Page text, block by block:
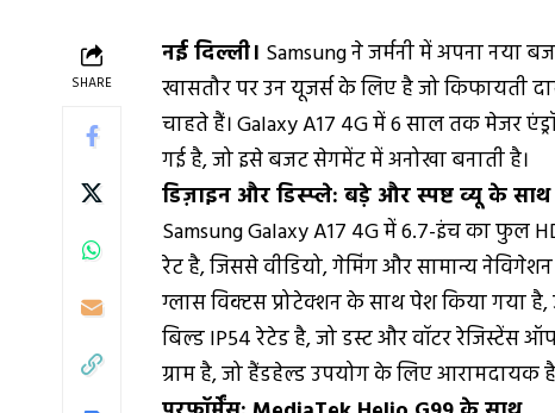
SHARE
नई दिल्ली। Samsung ने जर्मनी में अपना नया
खासतौर पर उन यूजर्स के लिए है जो किफायती
चाहते हैं। Galaxy A17 4G में 6 साल तक मेजर
गई है, जो इसे बजट सेगमेंट में अनोखा बनाती है।
डिज़ाइन और डिस्प्ले: बड़े और स्पष्ट व्यू के साथ
Samsung Galaxy A17 4G में 6.7-इंच का फुल
रेट है, जिससे वीडियो, गेमिंग और सामान्य
ग्लास विक्टस प्रोटेक्शन के साथ पेश किया गया है,
बिल्ड IP54 रेटेड है, जो डस्ट और वॉटर रेजिस्टेंस
ग्राम है, जो हैंडहेल्ड उपयोग के लिए आरामदायक